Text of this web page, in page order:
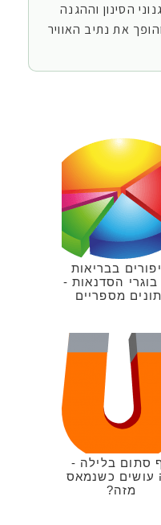
הסינון וההגנה
את נתיב האוויר
בבריאות
הסדנאות -
מספריים
סתום בלילה -
עושים כשנמאס
מזה?